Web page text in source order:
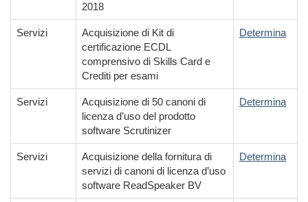
2018
Servizi
Acquisizione di Kit di
certificazione ECDL
comprensivo di Skills Card e
Crediti per esami
Determina
Servizi
Acquisizione di 50 canoni di
licenza d’uso del prodotto
software Scrutinizer
Determina
Servizi
Acquisizione della fornitura di
servizi di canoni di licenza d’uso
software ReadSpeaker BV
Determina